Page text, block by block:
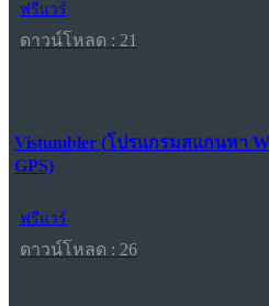
ฟรีแวร์
ดาวน์โหลด : 21
Vistumbler (โปรแกรมสแกนหา
GPS)
ฟรีแวร์
ดาวน์โหลด : 26